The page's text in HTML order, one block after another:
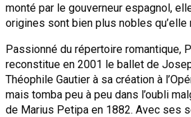
monté par le gouverneur espagnol,
origines sont bien plus nobles qu’elle
Passionné du répertoire romantique,
reconstitue en 2001 le ballet de
Théophile Gautier à sa création à
mais tomba peu à peu dans l’oubli
de Marius Petipa en 1882. Avec ses